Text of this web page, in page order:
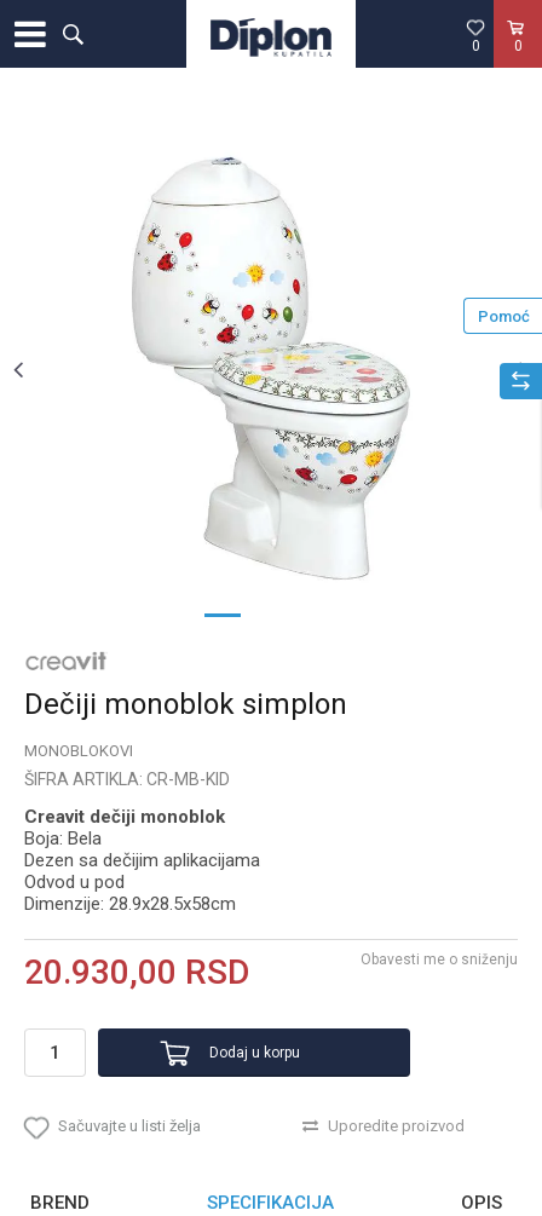
0
0
1
Dečiji monoblok simplon
MONOBLOKOVI
ŠIFRA ARTIKLA: CR-MB-KID
Creavit dečiji monoblok
Boja: Bela
Dezen sa dečijim aplikacijama
Odvod u pod
Dimenzije: 28.9x28.5x58cm
20.930,00 RSD Obavesti me o sniženju
Dodaj u korpu
Sačuvajte u listi želja Uporedite proizvod
Pomoć
BREND SPECIFIKACIJA OPIS